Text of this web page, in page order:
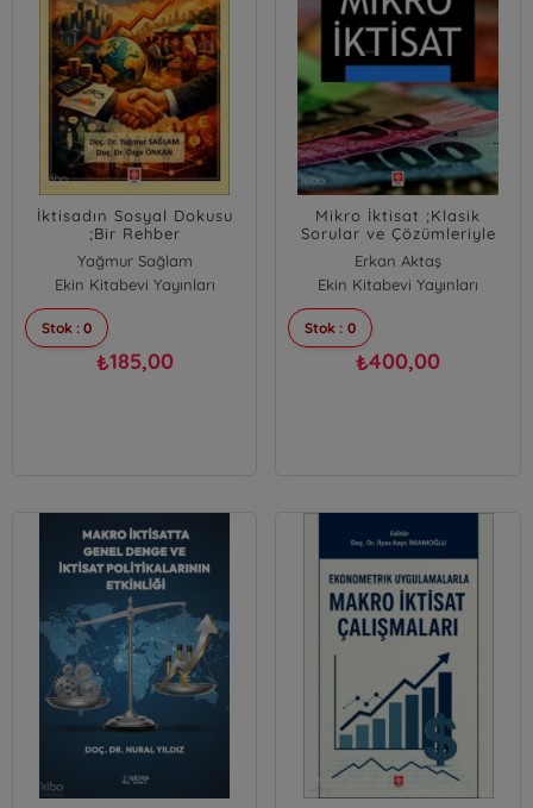
İktisadın Sosyal Dokusu
;Bir Rehber
Yağmur Sağlam
Özge Önkan
Ekin Kitabevi Yayınları
Stok : 0
₺185,00
Mikro İktisat ;Klasik
Sorular ve Çözümleriyle
Erkan Aktaş
Nida Ağaoğlu
ismail Tuncer
Ekin Kitabevi Yayınları
Stok : 0
₺400,00